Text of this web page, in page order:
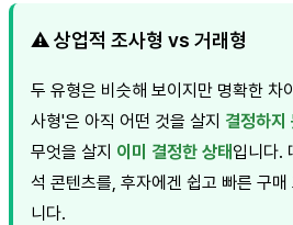
⚠️ 상업적 조사형 vs 거래형
두 유형은 비슷해 보이지만 명확한 차
사형'은 아직 어떤 것을 살지 결정하지
무엇을 살지 이미 결정한 상태 입니다.
석 콘텐츠를, 후자에겐 쉽고 빠른 구
니다.